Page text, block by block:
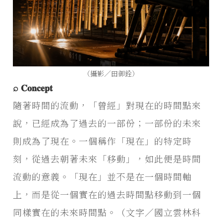
（攝影／田御銓）
⌕ 𝐂𝐨𝐧𝐜𝐞𝐩𝐭
隨著時間的流動，「曾經」對現在的時間點來
說，已經成為了過去的一部份；一部份的未來
則成為了現在。一個稱作「現在」的特定時
刻，從過去朝著未來「移動」，如此便是時間
流動的意義。「現在」並不是在一個時間軸
上，而是從一個實在的過去時間點移動到一個
同樣實在的未來時間點。（文字／國立雲林科